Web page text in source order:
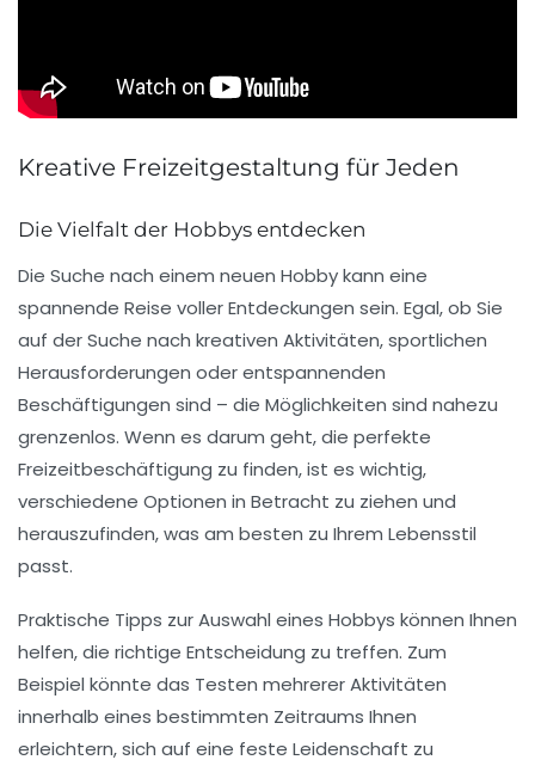
Kreative Freizeitgestaltung für Jeden
Die Vielfalt der Hobbys entdecken
Die Suche nach einem neuen Hobby kann eine
spannende Reise vollerEntdeckungen sein. Egal, ob Sie
auf der Suche nach kreativen Aktivitäten, sportlichen
Herausforderungen oder entspannenden
Beschäftigungen sind – die Möglichkeiten sind nahezu
grenzenlos. Wenn es darum geht, die perfekte
Freizeitbeschäftigung zu finden, ist es wichtig,
verschiedene Optionen in Betracht zu ziehen und
herauszufinden, was am besten zu Ihrem Lebensstil
passt.
Praktische Tipps zur Auswahl eines Hobbys können Ihnen
helfen, die richtige Entscheidung zu treffen. Zum
Beispiel könnte das Testen mehrerer Aktivitäten
innerhalb eines bestimmten Zeitraums Ihnen
erleichtern, sich auf eine feste Leidenschaft zu